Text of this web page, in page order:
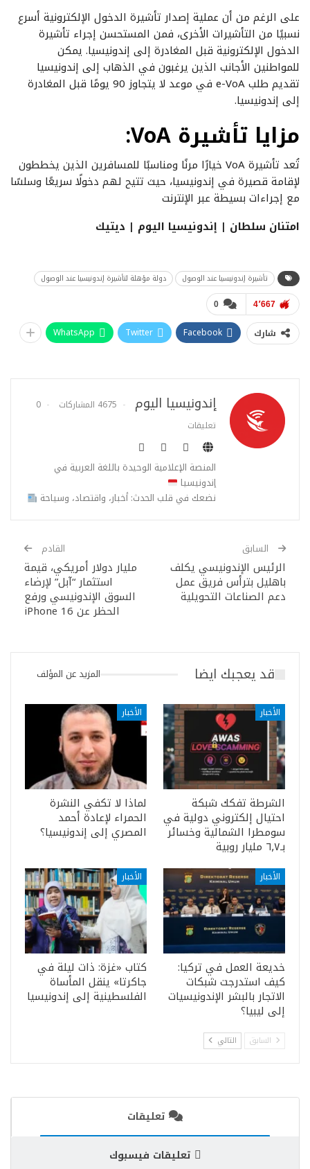
على الرغم من أن عملية إصدار تأشيرة الدخول الإلكترونية أسرع
نسبيًا من التأشيرات الأخرى، فمن المستحسن إجراء تأشيرة
الدخول الإلكترونية قبل المغادرة إلى إندونيسيا. يمكن
للمواطنين الأجانب الذين يرغبون في الذهاب إلى إندونيسيا
تقديم طلب e-VoA في موعد لا يتجاوز 90 يومًا قبل المغادرة
إلى إندونيسيا.
مزايا تأشيرة VoA:
تُعد تأشيرة VoA خيارًا مرنًا ومناسبًا للمسافرين الذين يخططون
لإقامة قصيرة في إندونيسيا، حيث تتيح لهم دخولًا سريعًا وسلسًا
مع إجراءات بسيطة عبر الإنترنت
امتنان سلطان | إندونيسيا اليوم | ديتيك
تأشيرة إندونيسيا عند الوصول دولة مؤهلة لتأشيرة إندونيسيا عند الوصول
0 4٬667
شارك Facebook
Twitter
WhatsApp
إندونيسيا اليوم 4675 المشاركات
0
تعليقات
المنصة الإعلامية الوحيدة باللغة العربية في
إندونيسيا
نضعك في قلب الحدث: أخبار، واقتصاد، وسياحة
السابق
الرئيس الإندونيسي يكلف
باهليل بترأس فريق عمل
دعم الصناعات التحويلية
القادم
مليار دولار أمريكي، قيمة
استثمار “آبل” لإرضاء
السوق الإندونيسي ورفع
الحظر عن iPhone 16
قد يعجبك ايضا المزيد عن المؤلف
الأخبار
الشرطة تفكك شبكة
احتيال إلكتروني دولية في
سومطرا الشمالية وخسائر
بـ٦٫٧ مليار روبية
الأخبار
لماذا لا تكفي النشرة
الحمراء لإعادة أحمد
المصري إلى إندونيسيا؟
الأخبار
خديعة العمل في تركيا:
كيف استدرجت شبكات
الاتجار بالبشر الإندونيسيات
إلى ليبيا؟
الأخبار
كتاب «غزة: ذات ليلة في
جاكرتا» ينقل المأساة
الفلسطينية إلى إندونيسيا
السابق التالي
تعليقات
تعليقات فيسبوك